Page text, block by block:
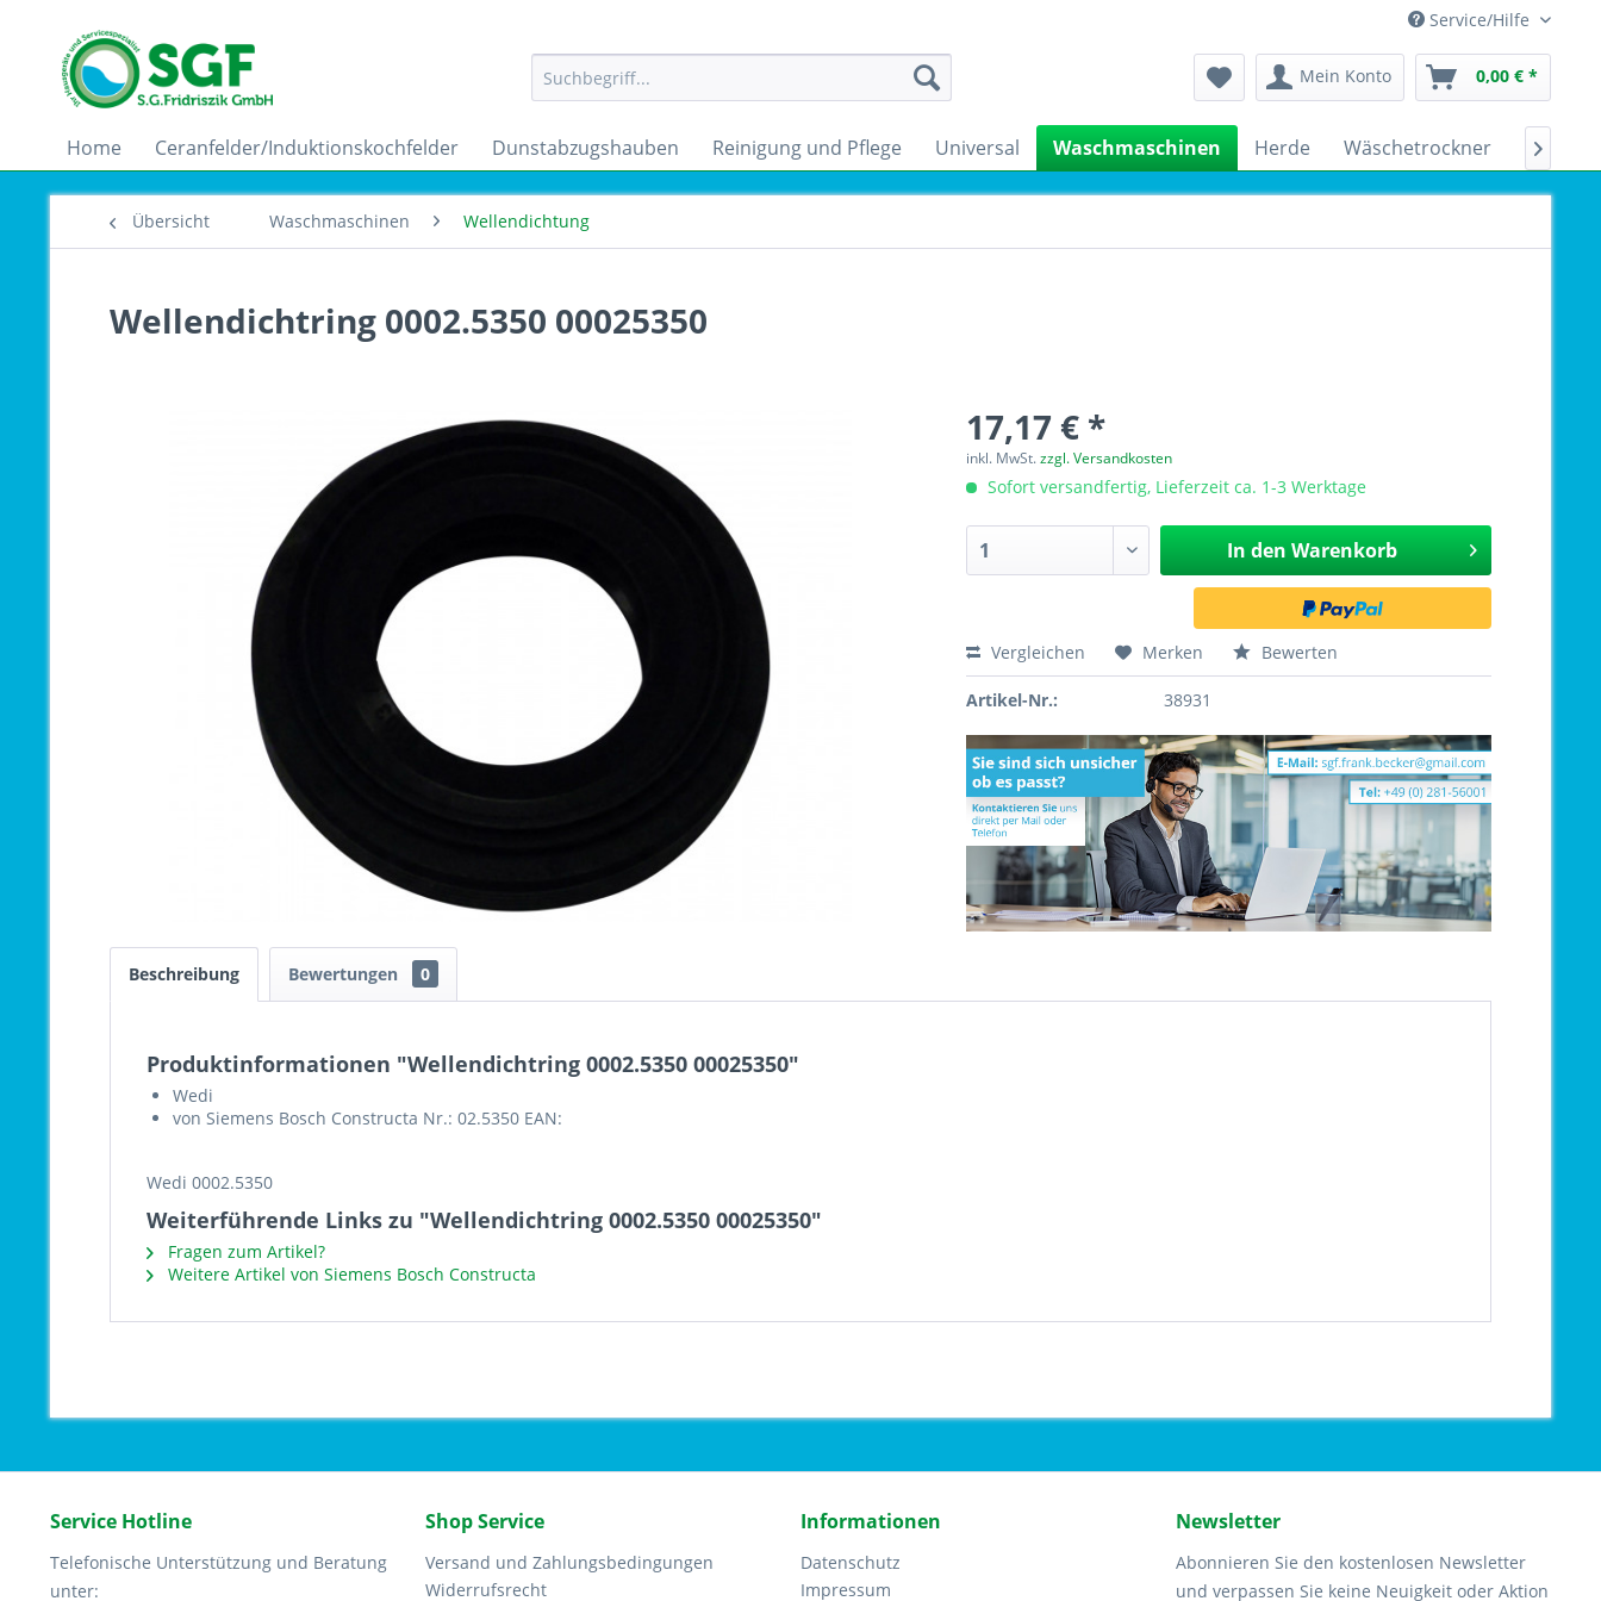
Service/Hilfe
Mein Konto 0,00 € *
Home Ceranfelder/Induktionskochfelder Dunstabzugshauben Reinigung und Pflege Universal Waschmaschinen Herde Wäschetrockner 
Übersicht Waschmaschinen Wellendichtung
Wellendichtring 0002.5350 00025350
17,17 € *
inkl. MwSt.zzgl. Versandkosten
Sofort versandfertig, Lieferzeit ca. 1-3 Werktage
In den Warenkorb
Vergleichen Merken Bewerten
Artikel-Nr.: 38931
Beschreibung Bewertungen 0
Produktinformationen "Wellendichtring 0002.5350 00025350"
Wedi
von Siemens Bosch Constructa Nr.: 02.5350 EAN:
Wedi 0002.5350
Weiterführende Links zu "Wellendichtring 0002.5350 00025350"
Fragen zum Artikel?
Weitere Artikel von Siemens Bosch Constructa
Service Hotline
Telefonische Unterstützung und Beratung
unter:
Shop Service
Versand und Zahlungsbedingungen
Widerrufsrecht
Informationen
Datenschutz
Impressum
Newsletter
Abonnieren Sie den kostenlosen Newsletter
und verpassen Sie keine Neuigkeit oder Aktion